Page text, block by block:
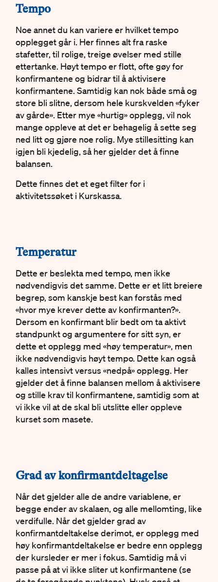
#
Tempo
Noe annet du kan variere er hvilket tempo
opplegget går i. Her finnes alt fra raske
stafetter, til rolige, treige øvelser med stille
ettertanke. Høyt tempo er flott, ofte gøy for
konfirmantene og bidrar til å aktivisere
konfirmantene. Samtidig kan nok både små og
store bli slitne, dersom hele kurskvelden «fyker
av gårde». Etter mye «hurtig» opplegg, vil nok
mange oppleve at det er behagelig å sette seg
ned litt og gjøre noe rolig. Mye stillesitting kan
igjen bli kjedelig, så her gjelder det å finne
balansen.
Dette finnes det et eget filter for i
aktivitetssøket i Kurskassa.
#
Temperatur
Dette er beslekta med tempo, men ikke
nødvendigvis det samme. Dette er et litt breiere
begrep, som kanskje best kan forstås med
«hvor mye krever dette av konfirmanten?».
Dersom en konfirmant blir bedt om ta aktivt
standpunkt og argumentere for sitt syn, er
dette et opplegg med «høy temperatur», men
ikke nødvendigvis høyt tempo. Dette kan også
kalles intensivt versus «nedpå» opplegg. Her
gjelder det å finne balansen mellom å aktivisere
og stille krav til konfirmantene, samtidig som at
vi ikke vil at de skal bli utslitte eller oppleve
kurset som masete.
#
Grad av konfirmantdeltagelse
Når det gjelder alle de andre variablene, er
begge ender av skalaen, og alle mellomting, like
verdifulle. Når det gjelder grad av
konfirmantdeltakelse derimot, er opplegg med
høy konfirmantdeltakelse er bedre enn opplegg
der kursleder er mer i fokus. Samtidig må vi
passe på at vi ikke sliter ut konfirmantene (se